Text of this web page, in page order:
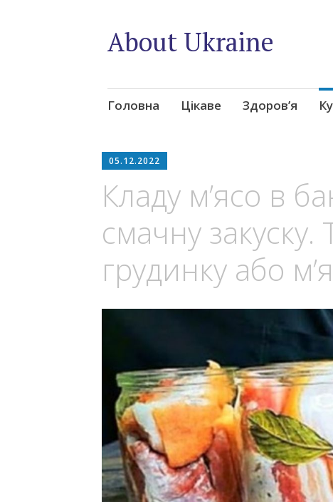
About Ukraine
Skip
Головна Цікаве Здоров’я
05.12.2022
Кладу м’ясо в
смачну закуску.
грудинку або